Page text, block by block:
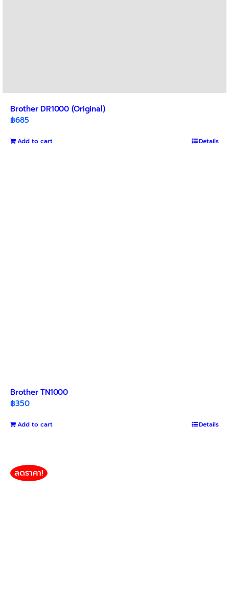
Brother DR1000 (Original)
฿685
Add to cart Details
Brother TN1000
฿350
Add to cart Details
ลดราคา!